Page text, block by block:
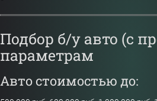
Подбор б/у авто (с
параметрам
Авто стоимостью до: